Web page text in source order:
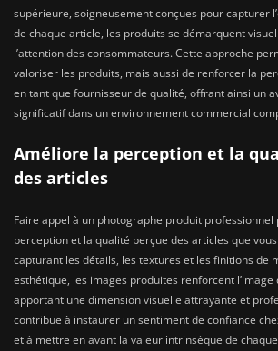
supérieure, soigneusement conçues pour capturer
de chaque article, les produits se démarquent
l’attention des consommateurs. Cette approche
valoriser les produits, mais aussi de renforcer la
en tant que fournisseur de qualité, offrant ainsi un
significatif dans un environnement commercial
Améliore la perception et la
des articles
Faire appel à un photographe produit professionnel
perception et la qualité perçue des articles que
capturant les détails, les textures et les finitions de
esthétique, les images produites renforcent
apportant une dimension visuelle attrayante et
contribue à instaurer un sentiment de confiance
et à mettre en avant la valeur intrinsèque de